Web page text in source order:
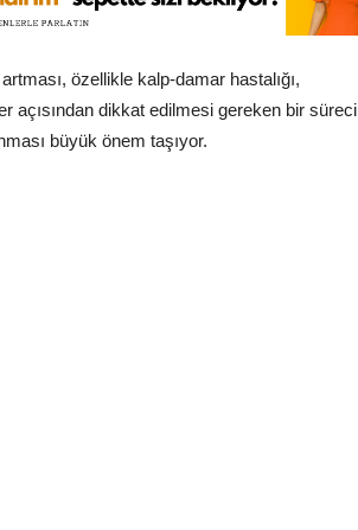
özellikle kalp-damar hastalığı,
açısından dikkat edilmesi gereken bir süreci
büyük önem taşıyor.